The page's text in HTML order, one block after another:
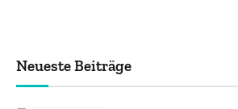
Neueste Beiträge